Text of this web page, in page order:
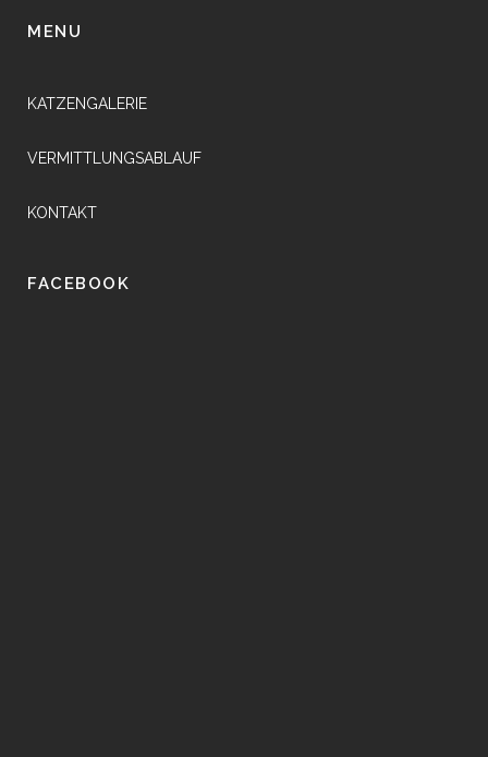
MENU
KATZENGALERIE
VERMITTLUNGSABLAUF
KONTAKT
FACEBOOK